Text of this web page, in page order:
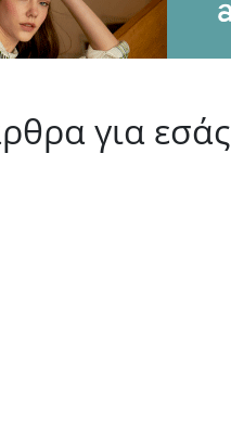
για εσάς